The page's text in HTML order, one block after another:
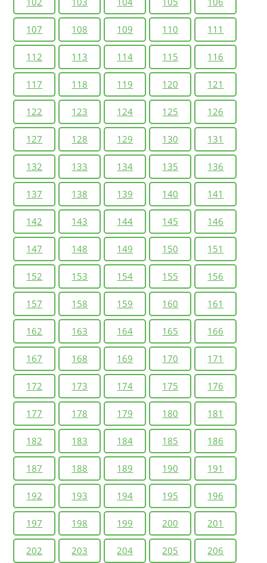
107 108 109 110 111
112 113 114 115 116
117 118 119 120 121
122 123 124 125 126
127 128 129 130 131
132 133 134 135 136
137 138 139 140 141
142 143 144 145 146
147 148 149 150 151
152 153 154 155 156
157 158 159 160 161
162 163 164 165 166
167 168 169 170 171
172 173 174 175 176
177 178 179 180 181
182 183 184 185 186
187 188 189 190 191
192 193 194 195 196
197 198 199 200 201
202 203 204 205 206